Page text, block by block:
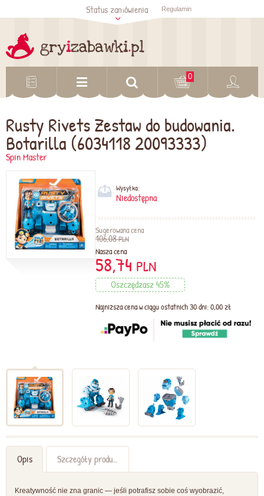
Sprawdź status
zamówienia
Status zamówienia Regulamin
0
Rusty Rivets Zestaw do budowania.
Botarilla (6034118 20093333)
Spin Master
Wysyłka:
Niedostępna
Sugerowana cena
106,08PLN
Nasza cena
58,74 PLN
Oszczędzasz 45%
Najniższa cena w ciągu ostatnich 30 dni: 0,00 zł
Opis Szczegóły produktu
Kreatywność nie zna granic — jeśli potrafisz sobie coś wyobrazić,